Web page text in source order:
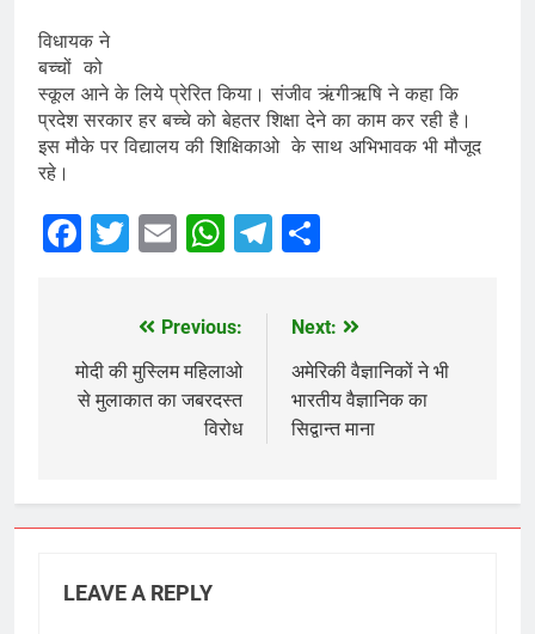
विधायक ने
बच्चों को
स्कूल आने के लिये प्रेरित किया। संजीव ऋंगीऋषि ने कहा कि
प्रदेश सरकार हर बच्चे को बेहतर शिक्षा देने का काम कर रही है।
इस मौके पर विद्यालय की शिक्षिकाओ के साथ अभिभावक भी मौजूद
रहे।
Facebook
Twitter
EmailWhatsApp
Telegram
navigation
Previous:
मोदी की मुस्लिम महिलाओ
से मुलाकात का जबरदस्त
विरोध
Next:
अमेरिकी वैज्ञानिकों ने भी
भारतीय वैज्ञानिक का
सिद्वान्त माना
LEAVE A REPLY